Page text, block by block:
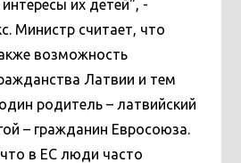
их детей", -
Министр считает, что
возможность
Латвии и тем
родитель – латвийский
– гражданин Евросоюза.
в ЕС люди часто